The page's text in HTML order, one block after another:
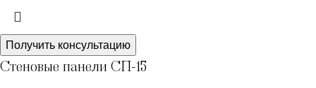
Получить консультацию
Стеновые панели СП-15